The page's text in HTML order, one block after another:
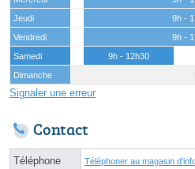
Jeudi
9h -
Vendredi
9h -
Samedi
9h - 12h30
Dimanche
Signaler une erreur
Contact
Téléphone Téléphoner au magasin